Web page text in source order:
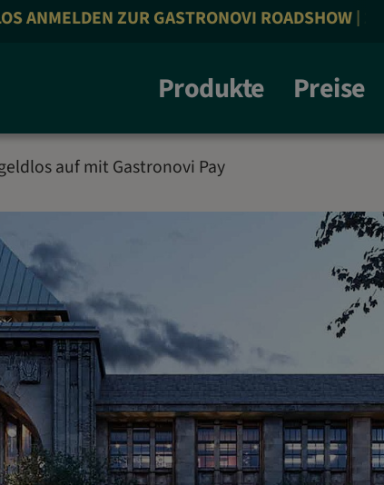
ZUR GASTRONOVI ROADSHOW | 26.10.26
Produkte Preise
auf mit Gastronovi Pay